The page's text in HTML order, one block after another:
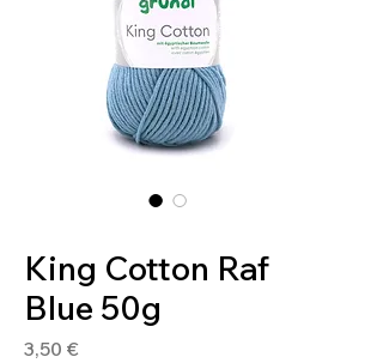
King Cotton Raf
Blue 50g
3,50 €